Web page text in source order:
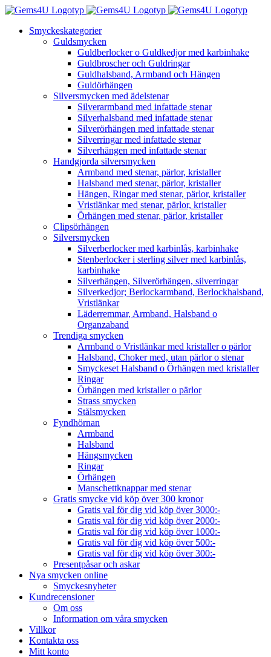
Fortsätt
innehålletSmyckeskategorier
Guldsmycken
Guldberlocker o Guldkedjor med karbinhake
Guldbroscher och Guldringar
Guldhalsband, Armband och Hängen
Guldörhängen
Silversmycken med ädelstenar
Silverarmband med infattade stenar
Silverhalsband med infattade stenar
Silverörhängen med infattade stenar
Silverringar med infattade stenar
Silverhängen med infattade stenar
Handgjorda silversmycken
Armband med stenar, pärlor, kristaller
Halsband med stenar, pärlor, kristaller
Hängen, Ringar med stenar, pärlor, kristaller
Vristlänkar med stenar, pärlor, kristaller
Örhängen med stenar, pärlor, kristaller
Clipsörhängen
Silversmycken
Silverberlocker med karbinlås, karbinhake
Stenberlocker i sterling silver med karbinlås,
karbinhake
Silverhängen, Silverörhängen, silverringar
Silverkedjor; Berlockarmband, Berlockhalsband,
Vristlänkar
Läderremmar, Armband, Halsband o
Organzaband
Trendiga smycken
Armband o Vristlänkar med kristaller o pärlor
Halsband, Choker med, utan pärlor o stenar
Smyckeset Halsband o Örhängen med kristaller
Ringar
Örhängen med kristaller o pärlor
Strass smycken
Stålsmycken
Fyndhörnan
Armband
Halsband
Hängsmycken
Ringar
Örhängen
Manschettknappar med stenar
Gratis smycke vid köp över 300 kronor
Gratis val för dig vid köp över 3000:-
Gratis val för dig vid köp över 2000:-
Gratis val för dig vid köp över 1000:-
Gratis val för dig vid köp över 500:-
Gratis val för dig vid köp över 300:-
Presentpåsar och askar
Nya smycken online
Smyckesnyheter
Kundrecensioner
Om oss
Information om våra smycken
Villkor
Kontakta oss
Mitt konto